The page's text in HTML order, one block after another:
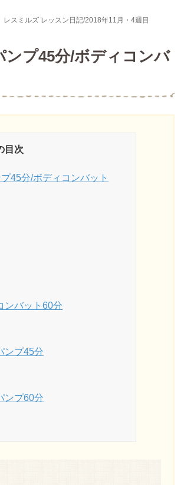
レスミルズ レッスン日記/2018年11月・4週目
ンプ45分/ボディコンバ
目次
45分/ボディコンバット
ンバット60分
ンプ45分
ンプ60分